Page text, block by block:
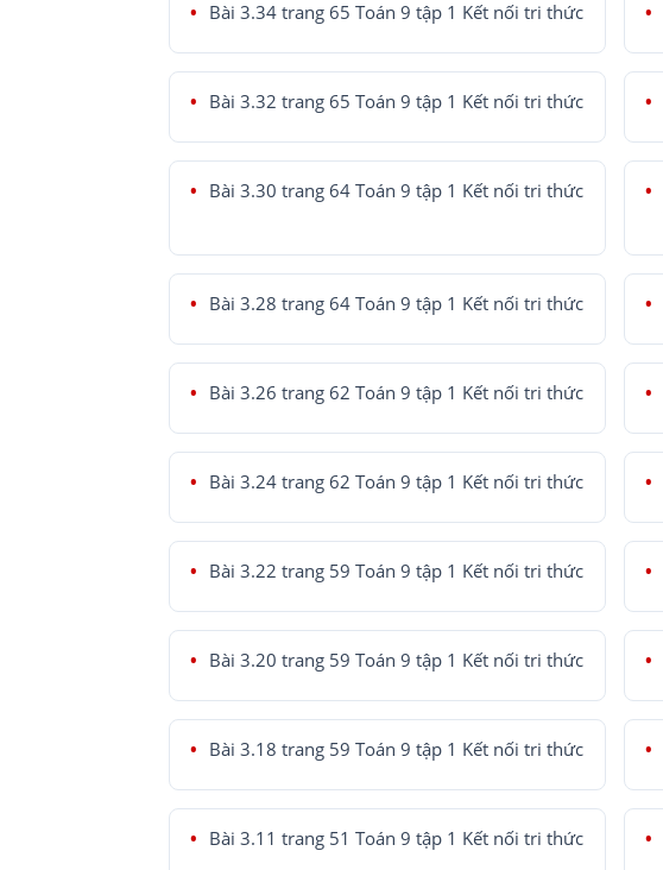
Bài 3.34 trang 65 Toán 9 tập 1 Kết nối tri thức
Bài 3.32 trang 65 Toán 9 tập 1 Kết nối tri thức
Bài 3.30 trang 64 Toán 9 tập 1 Kết nối tri thức
Bài 3.28 trang 64 Toán 9 tập 1 Kết nối tri thức
Bài 3.26 trang 62 Toán 9 tập 1 Kết nối tri thức
Bài 3.24 trang 62 Toán 9 tập 1 Kết nối tri thức
Bài 3.22 trang 59 Toán 9 tập 1 Kết nối tri thức
Bài 3.20 trang 59 Toán 9 tập 1 Kết nối tri thức
Bài 3.18 trang 59 Toán 9 tập 1 Kết nối tri thức
Bài 3.11 trang 51 Toán 9 tập 1 Kết nối tri thức